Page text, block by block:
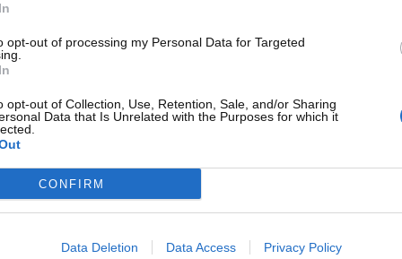
opt-out of processing my Personal Data for Targeted
opt-out of Collection, Use, Retention, Sale, and/or Sharing
Data that Is Unrelated with the Purposes for which it
CONFIRM
Data Deletion Data Access Privacy Policy
Infatti, l’uomo ha messo in atto un comportamento
mancato rispetto della distanza di sicurezza. Per
alta per il limite.